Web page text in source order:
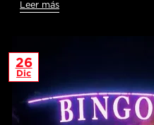
Leer más
26
Dic